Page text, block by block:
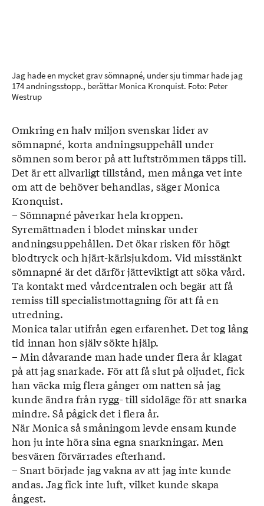
Jag hade en mycket grav sömnapné, under sju timmar hade jag
174 andningsstopp., berättar Monica Kronquist. Foto: Peter
Westrup
Omkring en halv miljon svenskar lider av
sömnapné, korta andningsuppehåll under
sömnen som beror på att luftströmmen täpps till.
Det är ett allvarligt tillstånd, men många vet inte
om att de behöver behandlas, säger Monica
Kronquist.
– Sömnapné påverkar hela kroppen.
Syremättnaden i blodet minskar under
andningsuppehållen. Det ökar risken för högt
blodtryck och hjärt-kärlsjukdom. Vid misstänkt
sömnapné är det därför jätteviktigt att söka vård.
Ta kontakt med vårdcentralen och begär att få
remiss till specialistmottagning för att få en
utredning.
Monica talar utifrån egen erfarenhet. Det tog lång
tid innan hon själv sökte hjälp.
– Min dåvarande man hade under flera år klagat
på att jag snarkade. För att få slut på oljudet, fick
han väcka mig flera gånger om natten så jag
kunde ändra från rygg- till sidoläge för att snarka
mindre. Så pågick det i flera år.
När Monica så småningom levde ensam kunde
hon ju inte höra sina egna snarkningar. Men
besvären förvärrades efterhand.
– Snart började jag vakna av att jag inte kunde
andas. Jag fick inte luft, vilket kunde skapa
ångest.